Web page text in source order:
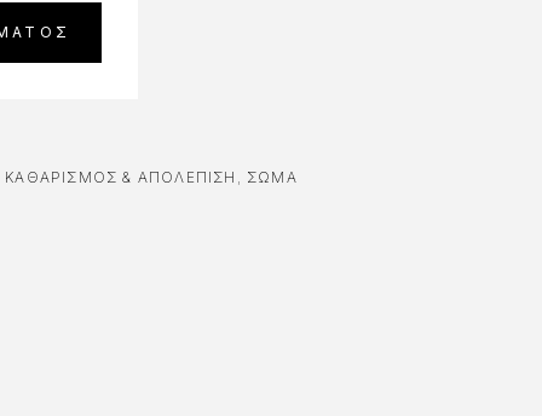
ΚΑΘΑΡΙΣΜΌΣ & ΑΠΟΛΈΠΙΣΗ , ΣΩΜΑ